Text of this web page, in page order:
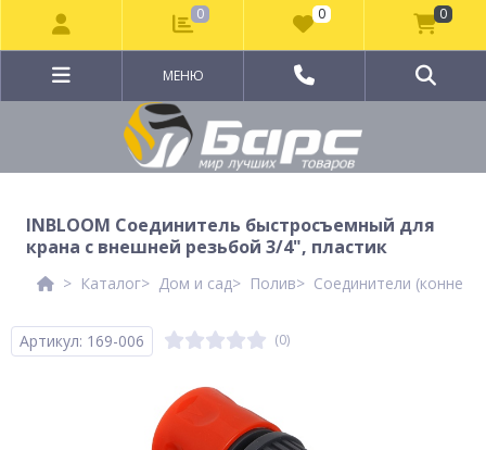
МЕНЮ
INBLOOM Соединитель быстросъемный для
крана с внешней резьбой 3/4", пластик
Каталог Дом и сад Полив Соединители
Артикул: 169-006 (0)
0 0 0